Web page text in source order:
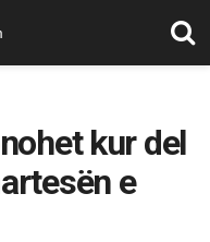
kur del
e